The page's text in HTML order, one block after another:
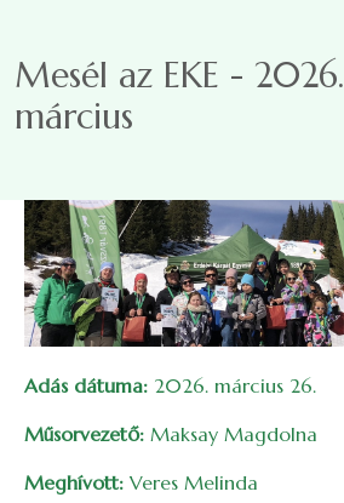
Mesél az EKE - 2026.
március
Adás dátuma: 2026. március 26.
Műsorvezető: Maksay Magdolna
Meghívott: Veres Melinda